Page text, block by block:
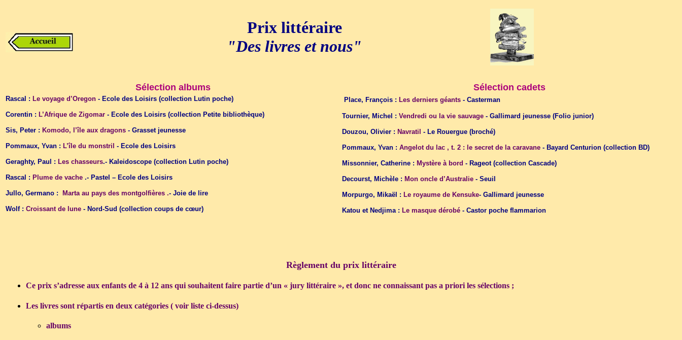
Prix littéraire
"Des livres et nous"
Sélection albums Sélection cadets
Rascal : Le voyage d’Oregon - Ecole des Loisirs (collection Lutin poche)
Corentin : L’Afrique de Zigomar - Ecole des Loisirs (collection Petite bibliothèque)
Sis, Peter : Komodo, l’île aux dragons - Grasset jeunesse
Pommaux, Yvan : L’île du monstril - Ecole des Loisirs
Geraghty, Paul : Les chasseurs.- Kaleidoscope (collection Lutin poche)
Rascal : Plume de vache .- Pastel – Ecole des Loisirs
Jullo, Germano : Marta au pays des montgolfières .- Joie de lire
Wolf : Croissant de lune - Nord-Sud (collection coups de cœur)
Place, François : Les derniers géants - Casterman
Tournier, Michel : Vendredi ou la vie sauvage - Gallimard jeunesse (Folio junior)
Douzou, Olivier : Navratil - Le Rouergue (broché)
Pommaux, Yvan : Angelot du lac , t. 2 : le secret de la caravane - Bayard Centurion (collection BD)
Missonnier, Catherine : Mystère à bord - Rageot (collection Cascade)
Decourst, Michèle : Mon oncle d’Australie - Seuil
Morpurgo, Mikaël : Le royaume de Kensuke- Gallimard jeunesse
Katou et Nedjima : Le masque dérobé - Castor poche flammarion
Règlement du prix littéraire
Ce prix s’adresse aux enfants de 4 à 12 ans qui souhaitent faire partie d’un « jury littéraire », et donc ne connaissant pas a priori les sélections ;
Les livres sont répartis en deux catégories ( voir liste ci-dessus)
albums